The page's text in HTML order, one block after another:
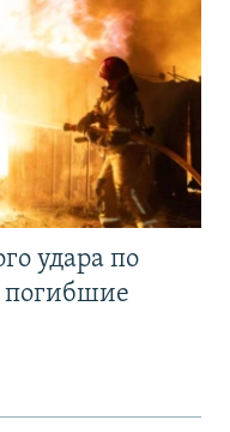
удара по
погибшие